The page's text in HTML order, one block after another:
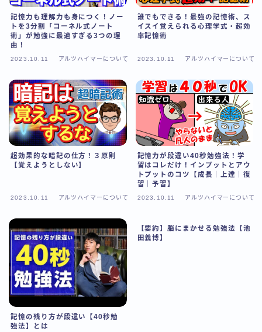
記憶力も理解力も身につく！ノー
トを3分割「コーネル式ノート
術」が勉強に最適すぎる3つの理
由！
2023.10.11 アルツハイマーについて
誰でもできる！最強の記憶術、ス
イスイ覚えられる心理学式・超効
率記憶術
2023.10.11 アルツハイマーについて
超効果的な暗記の仕方！３原則
【覚えようとしない】
2023.10.11 アルツハイマーについて
記憶力が段違い40秒勉強法！学
習はコレだけ！インプットとアウ
トプットのコツ【成長｜上達｜復
習｜予習】
2023.10.11 アルツハイマーについて
記憶の残り方が段違い【40秒勉
強法】とは
【要約】脳にまかせる勉強法【池
田義博】